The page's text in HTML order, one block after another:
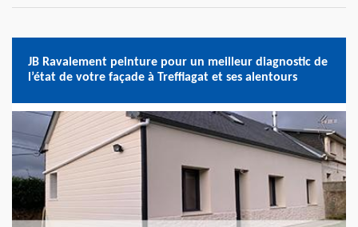
JB Ravalement peinture pour un meilleur diagnostic de
l’état de votre façade à Treffiagat et ses alentours